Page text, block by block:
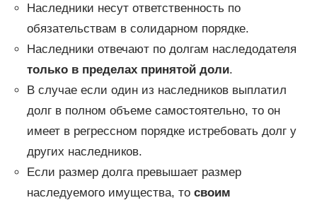
Наследники несут ответственность по
обязательствам в солидарном порядке.
Наследники отвечают по долгам наследодателя
только в пределах принятой доли.
В случае если один из наследников выплатил
долг в полном объеме самостоятельно, то он
имеет в регрессном порядке истребовать долг у
других наследников.
Если размер долга превышает размер
наследуемого имущества, то своим